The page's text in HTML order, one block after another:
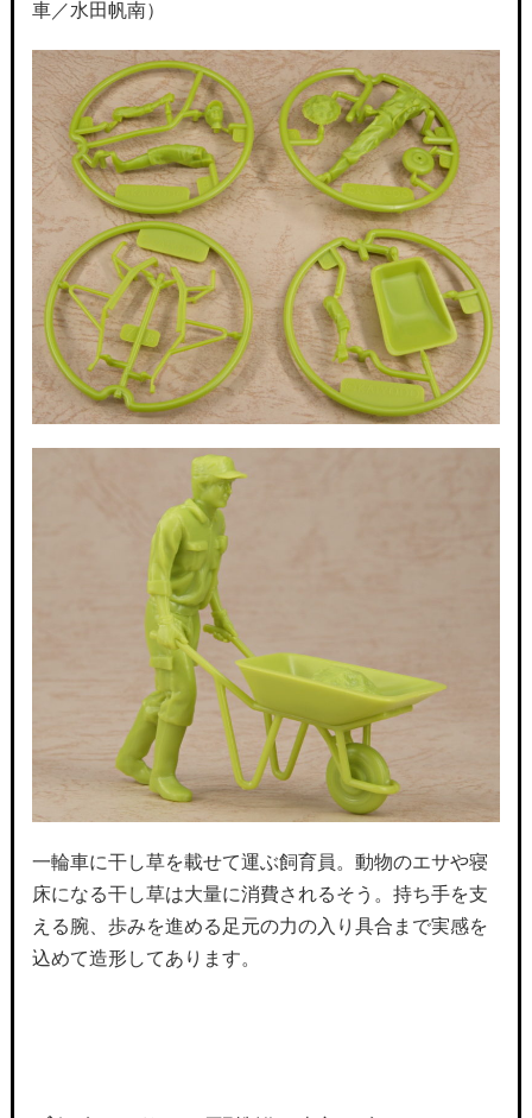
車／水田帆南）
一輪車に干し草を載せて運ぶ飼育員。動物のエサや寝
床になる干し草は大量に消費されるそう。持ち手を支
える腕、歩みを進める足元の力の入り具合まで実感を
込めて造形してあります。